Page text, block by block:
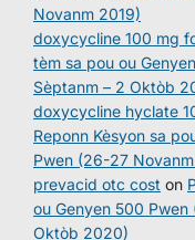
Novanm 2019)
doxycycline 100 mg
tèm sa pou ou
Sèptanm – 2 Oktòb
doxycycline hyclate
Reponn Kèsyon sa
Pwen (26-27
prevacid otc cost on
ou Genyen 500 Pwen
Oktòb 2020)